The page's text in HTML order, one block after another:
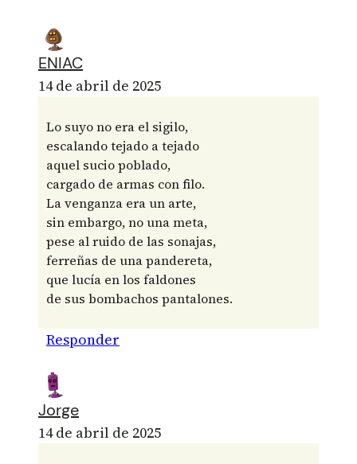
ENIAC
14 de abril de 2025
Lo suyo no era el sigilo,
escalando tejado a tejado
aquel sucio poblado,
cargado de armas con filo.
La venganza era un arte,
sin embargo, no una meta,
pese al ruido de las sonajas,
ferreñas de una pandereta,
que lucía en los faldones
de sus bombachos pantalones.
Responder
Jorge
14 de abril de 2025